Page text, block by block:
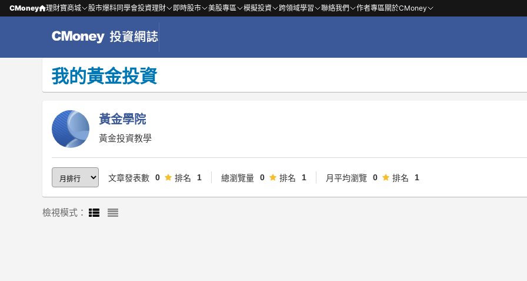
CMoney 理財寶商城 股市爆料同學會投資理財 即時股市 美股專區 模擬投資 跨領域學習 聯絡我們 作者專區關於CMoney
我的黃金投資
黃金學院
黃金投資教學
文章發表數 0 排名 1 總瀏覽量 0 排名 1 月平均瀏覽 0 排名 1
檢視模式：